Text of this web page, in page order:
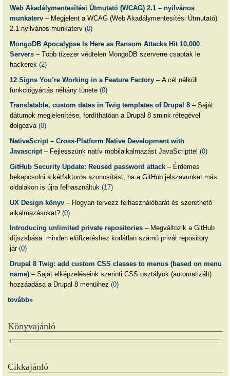
Web Akadálymentesítési Útmutató (WCAG) 2.1 – nyilvános
munkaterv– Megjelent a WCAG (Web Akadálymentesítési Útmutató)
2.1 nyilvános munkaterv (0)
MongoDB Apocalypse Is Here as Ransom Attacks Hit 10,000
Servers– Több tízezer védtelen MongoDB szerverre csaptak le
hackerek (2)
12 Signs You’re Working in a Feature Factory– A cél nélküli
funkciógyártás néhány tünete (0)
Translatable, custom dates in Twig templates of Drupal 8– Saját
dátumok megjelenítése, fordíthatóan a Drupal 8 smink rétegével
dolgozva (0)
NativeScript – Cross-Platform Native Development with
Javascript– Fejlesszünk natív mobilalkalmazást JavaScripttel (0)
GitHub Security Update: Reused password attack– Érdemes
bekapcsolni a kétfaktoros azonosítást, ha a GitHub jelszavunkat más
oldalakon is újra felhasználtuk (17)
UX Design könyv– Hogyan tervezz felhasználóbarát és szerethető
alkalmazásokat? (0)
Introducing unlimited private repositories– Megváltozik a GitHub
díjszabása: minden előfizetéshez korlátlan számú privát repository
jár (0)
Drupal 8 Twig: add custom CSS classes to menus (based on menu
name)– Saját elképzeléseink szerinti CSS osztályok (automatizált)
hozzáadása a Drupal 8 menüihez (0)
tovább»
Könyvajánló
Cikkajánló